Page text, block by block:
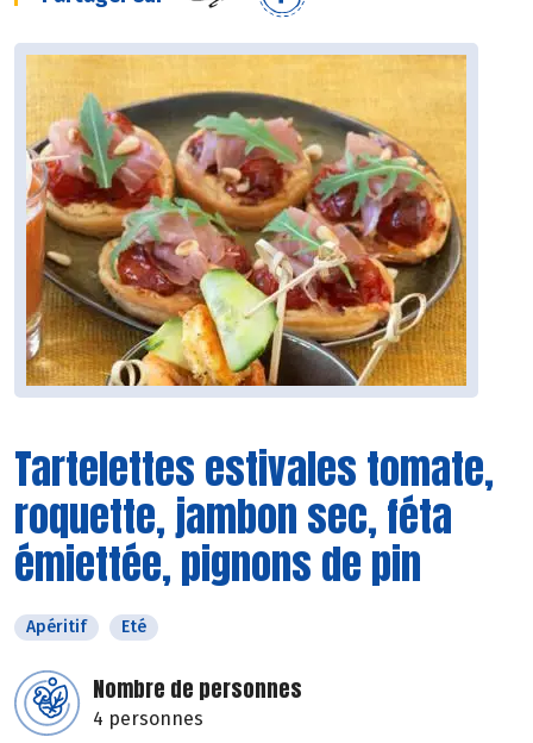
Tartelettes estivales tomate,
roquette, jambon sec, féta
émiettée, pignons de pin
Apéritif Eté
Nombre de personnes
4 personnes